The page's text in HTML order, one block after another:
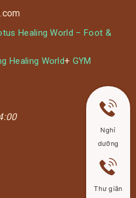
Healing World – Foot &
Healing World+ GYM
Nghỉ
dưỡng
Thư giãn